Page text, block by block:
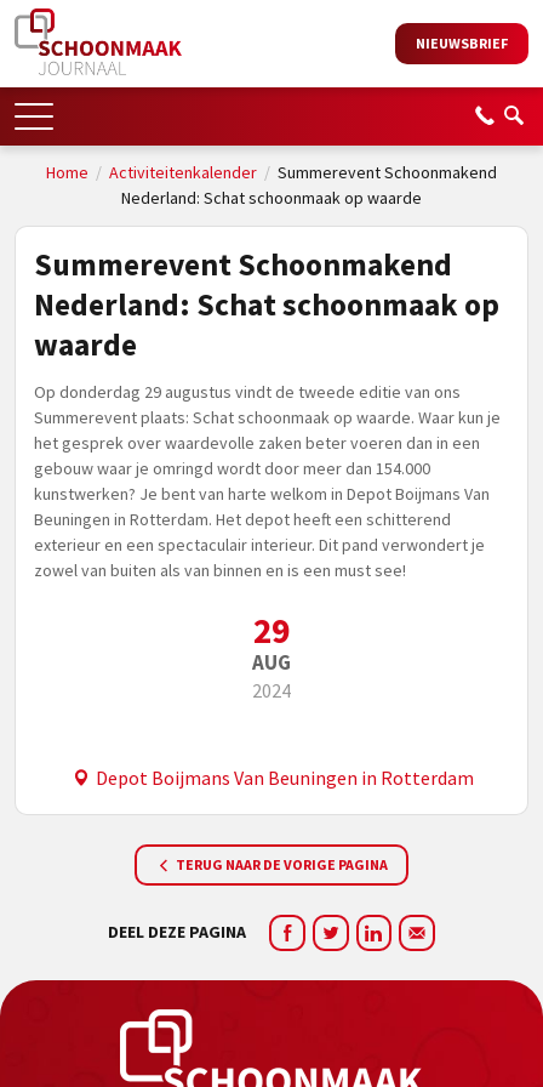
NIEUWSBRIEF
Home / Activiteitenkalender / Summerevent Schoonmakend
Nederland: Schat schoonmaak op waarde
Summerevent Schoonmakend
Nederland: Schat schoonmaak op
waarde
Op donderdag 29 augustus vindt de tweede editie van ons
Summerevent plaats: Schat schoonmaak op waarde. Waar kun je
het gesprek over waardevolle zaken beter voeren dan in een
gebouw waar je omringd wordt door meer dan 154.000
kunstwerken? Je bent van harte welkom in Depot Boijmans Van
Beuningen in Rotterdam. Het depot heeft een schitterend
exterieur en een spectaculair interieur. Dit pand verwondert je
zowel van buiten als van binnen en is een must see!
29
AUG
2024
Depot Boijmans Van Beuningen in Rotterdam
TERUG NAAR DE VORIGE PAGINA
DEEL DEZE PAGINA